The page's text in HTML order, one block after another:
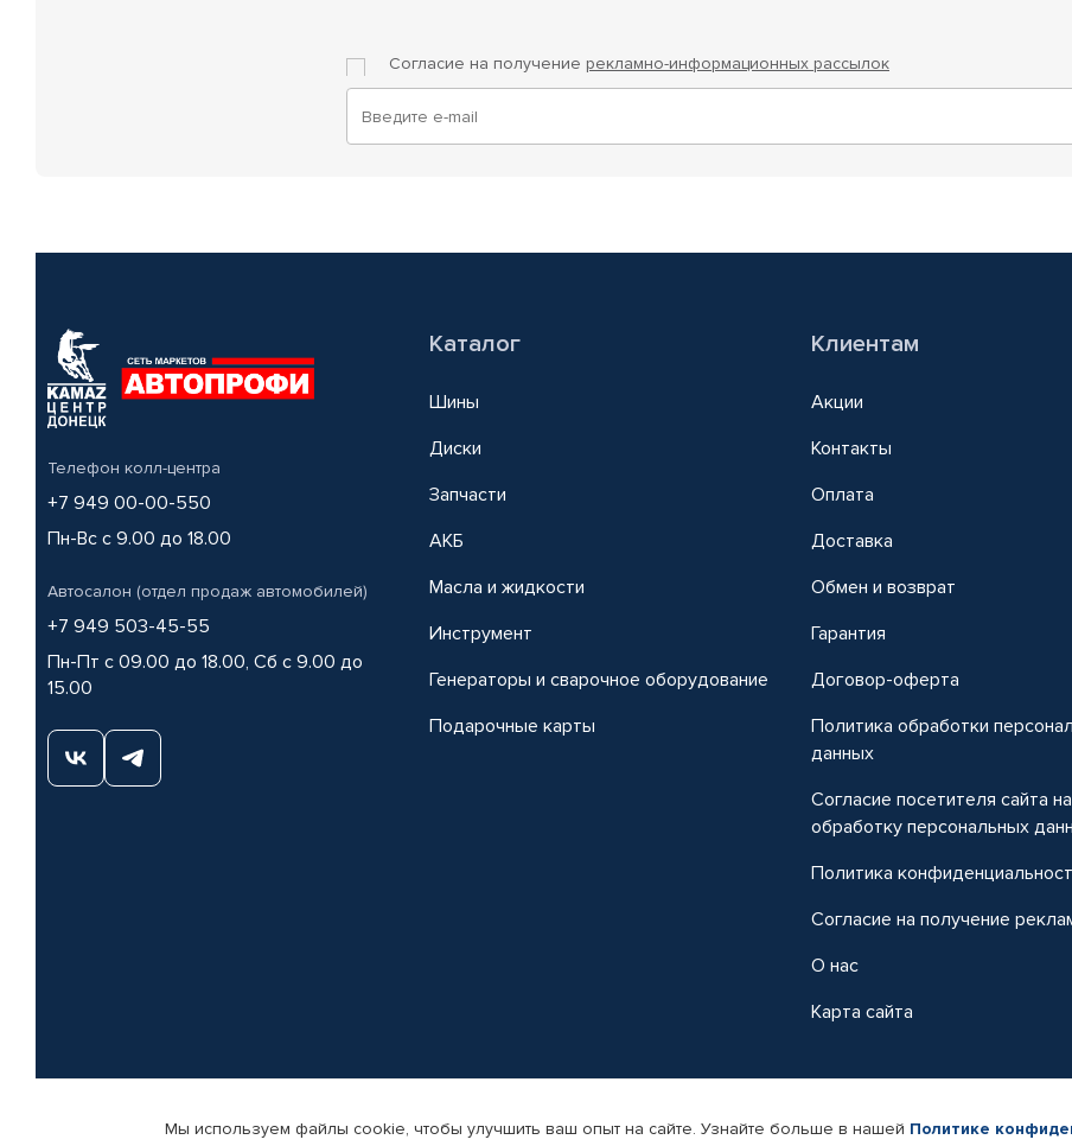
Согласие на получение рекламно-информационных рассылок
Телефон колл-центра
+7 949 00-00-550
Пн-Вс с 9.00 до 18.00
Автосалон (отдел продаж автомобилей)
+7 949 503-45-55
Пн-Пт с 09.00 до 18.00, Сб с 9.00 до
15.00
Каталог
Шины
Диски
Запчасти
АКБ
Масла и жидкости
Инструмент
Генераторы и сварочное оборудование
Подарочные карты
Клиентам
Акции
Контакты
Оплата
Доставка
Обмен и возврат
Гарантия
Договор-оферта
Политика обработки
данных
Согласие посетителя сайта на
обработку персональных
Политика
Согласие на получение
О нас
Карта сайта
© КАМАЗ ЦЕНТР ДОНЕЦК, 2015-2026. Все права защищены. Интернет-магазин автомобильных товаров Автопрофи.
Мы используем файлы cookie, чтобы улучшить ваш опыт на сайте. Узнайте больше в нашей Политике